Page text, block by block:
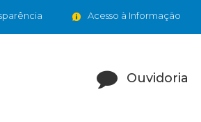
Acesso à Informação
Ouvidoria